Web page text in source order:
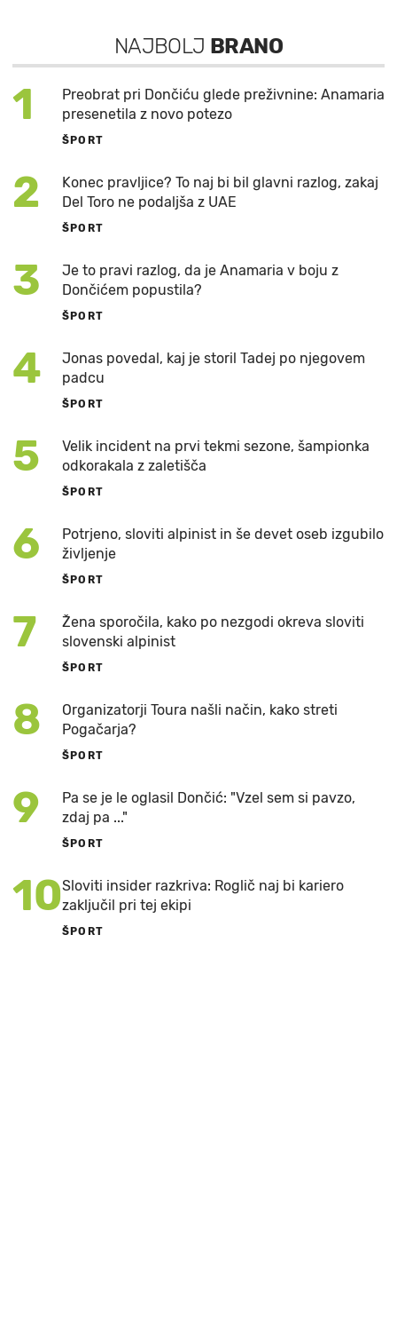
NAJBOLJ BRANO
1
Preobrat pri Dončiću glede preživnine: Anamaria
presenetila z novo potezo
ŠPORT
2
Konec pravljice? To naj bi bil glavni razlog, zakaj
Del Toro ne podaljša z UAE
ŠPORT
3
Je to pravi razlog, da je Anamaria v boju z
Dončićem popustila?
ŠPORT
4
Jonas povedal, kaj je storil Tadej po njegovem
padcu
ŠPORT
5
Velik incident na prvi tekmi sezone, šampionka
odkorakala z zaletišča
ŠPORT
6
Potrjeno, sloviti alpinist in še devet oseb izgubilo
življenje
ŠPORT
7
Žena sporočila, kako po nezgodi okreva sloviti
slovenski alpinist
ŠPORT
8
Organizatorji Toura našli način, kako streti
Pogačarja?
ŠPORT
9
Pa se je le oglasil Dončić: "Vzel sem si pavzo,
zdaj pa ..."
ŠPORT
10Sloviti insider razkriva: Roglič naj bi kariero
zaključil pri tej ekipi
ŠPORT